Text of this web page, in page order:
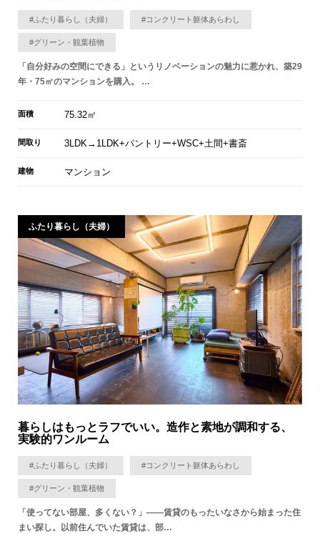
#ふたり暮らし（夫婦） #コンクリート躯体あらわし
#グリーン・観葉植物
「自分好みの空間にできる」というリノベーションの魅力に惹かれ、築29
年・75㎡のマンションを購入。 …
面積 75.32㎡
間取り 3LDK→1LDK+パントリー+WSC+土間+書斎
建物 マンション
ふたり暮らし（夫婦）
暮らしはもっとラフでいい。造作と素地が調和する、
実験的ワンルーム
#ふたり暮らし（夫婦） #コンクリート躯体あらわし
#グリーン・観葉植物
「使ってない部屋、多くない？」——賃貸のもったいなさから始まった住
まい探し。以前住んでいた賃貸は、部…